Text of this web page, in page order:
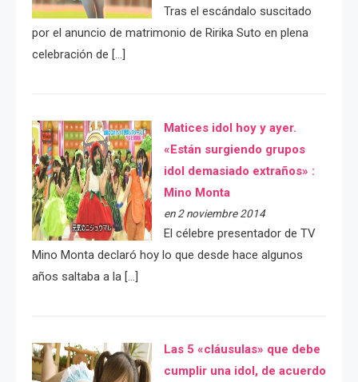
Tras el escándalo suscitado
por el anuncio de matrimonio de Ririka Suto en plena
celebración de […]
Matices idol hoy y ayer.
«Están surgiendo grupos
idol demasiado extraños» :
Mino Monta
en 2 noviembre 2014
El célebre presentador de TV
Mino Monta declaró hoy lo que desde hace algunos
años saltaba a la […]
Las 5 «cláusulas» que debe
cumplir una idol, de acuerdo